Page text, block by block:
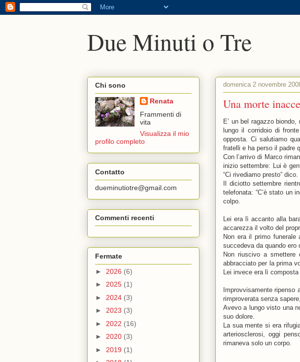
Due Minuti o Tre
domenica 2 novembre
Una morte
E’ un bel ragazzo
lungo il corridoio di
opposta. Ci salutiamo
fratelli e ha perso il padre
Con l’arrivo di Marco
inizio settembre: Lui è
“Ci rivediamo presto” dico.
Il diciotto settembre
telefonata: “C’è stato un
colpo.
Lei era lì accanto alla
accarezza il volto del
Non era il primo
succedeva da quando ero
Non riuscivo a smettere
abbracciato per la prima
Lei invece era lì
Improvvisamente ripenso
rimproverata senza
Avevo a lungo visto una
suo dolore.
La sua mente si era
arteriosclerosi, oggi
rimaneva solo un corpo.
Chi sono
Renata
Frammenti di
vita
Visualizza il mio
profilo completo
Contatto
dueminutiotre@gmail.com
Commenti recenti
Fermate
► 2026 (6)
► 2025 (1)
► 2024 (3)
► 2023 (3)
► 2022 (16)
► 2020 (3)
► 2019 (1)